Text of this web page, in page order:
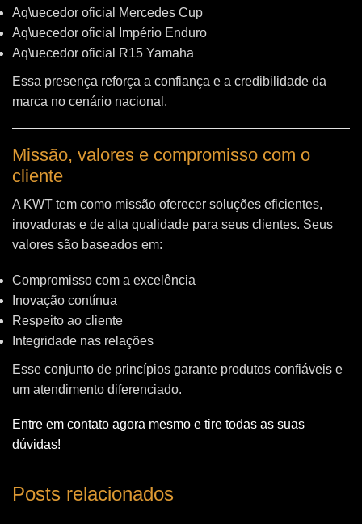
Aq\uecedor oficial Mercedes Cup
Aq\uecedor oficial Império Enduro
Aq\uecedor oficial R15 Yamaha
Essa presença reforça a confiança e a credibilidade da
marca no cenário nacional.
Missão, valores e compromisso com o
cliente
A KWT tem como missão oferecer soluções eficientes,
inovadoras e de alta qualidade para seus clientes. Seus
valores são baseados em:
Compromisso com a excelência
Inovação contínua
Respeito ao cliente
Integridade nas relações
Esse conjunto de princípios garante produtos confiáveis e
um atendimento diferenciado.
Entre em contato agora mesmo e tire todas as suas
dúvidas!
Posts relacionados